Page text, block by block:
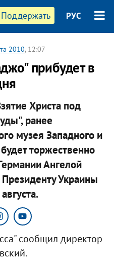
Поддержать РУС
2010, 12:07
прибудет в
Христа под
ранее
музея Западного и
торжественно
Ангелой
Украины
сообщил директор